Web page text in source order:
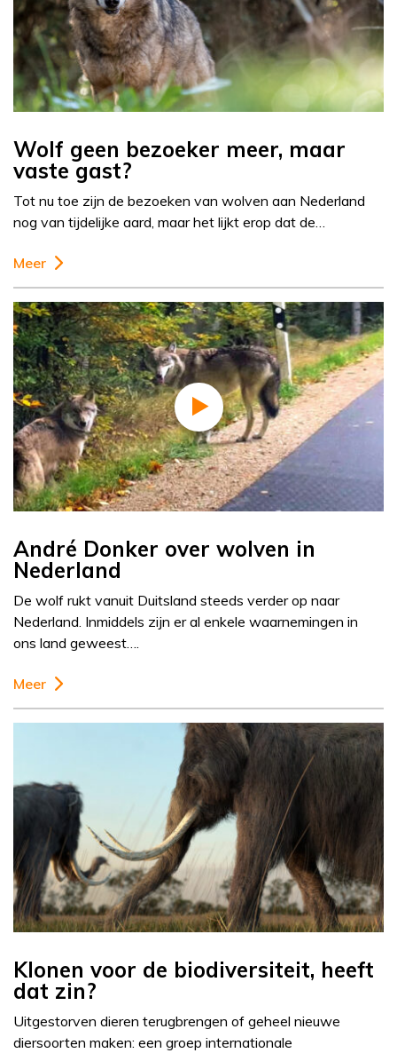
Wolf geen bezoeker meer, maar
vaste gast?
Tot nu toe zijn de bezoeken van wolven aan Nederland
nog van tijdelijke aard, maar het lijkt erop dat de…
Meer
André Donker over wolven in
Nederland
De wolf rukt vanuit Duitsland steeds verder op naar
Nederland. Inmiddels zijn er al enkele waarnemingen in
ons land geweest….
Meer
Klonen voor de biodiversiteit, heeft
dat zin?
Uitgestorven dieren terugbrengen of geheel nieuwe
diersoorten maken: een groep internationale